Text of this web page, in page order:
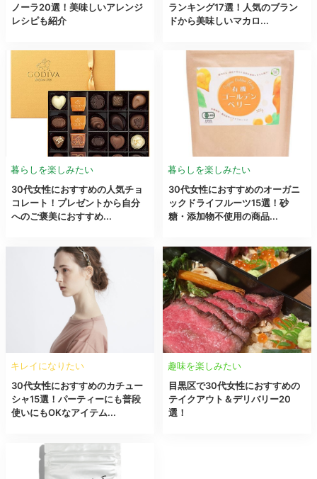
ノーラ20選！美味しいアレンジ
レシピも紹介
ランキング17選！人気のブラン
ドから美味しいマカロ...
暮らしを楽しみたい
30代女性におすすめの人気チョ
コレート！プレゼントから自分
へのご褒美におすすめ...
暮らしを楽しみたい
30代女性におすすめのオーガニ
ックドライフルーツ15選！砂
糖・添加物不使用の商品...
キレイになりたい
30代女性におすすめのカチュー
シャ15選！パーティーにも普段
使いにもOKなアイテム...
趣味を楽しみたい
目黒区で30代女性におすすめの
テイクアウト＆デリバリー20
選！